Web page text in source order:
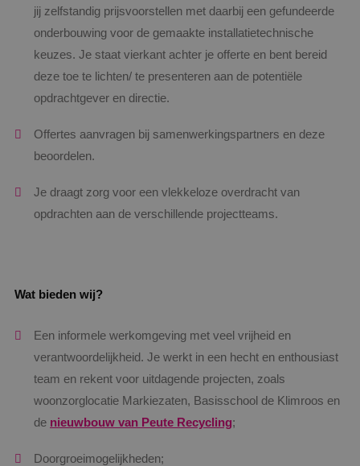
jij zelfstandig prijsvoorstellen met daarbij een gefundeerde
onderbouwing voor de gemaakte installatietechnische
keuzes. Je staat vierkant achter je offerte en bent bereid
deze toe te lichten/ te presenteren aan de potentiële
opdrachtgever en directie.
Offertes aanvragen bij samenwerkingspartners en deze
beoordelen.
Je draagt zorg voor een vlekkeloze overdracht van
opdrachten aan de verschillende projectteams.
Wat bieden wij?
Een informele werkomgeving met veel vrijheid en
verantwoordelijkheid. Je werkt in een hecht en enthousiast
team en rekent voor uitdagende projecten, zoals
woonzorglocatie Markiezaten, Basisschool de Klimroos en
de nieuwbouw van Peute Recycling;
Doorgroeimogelijkheden;